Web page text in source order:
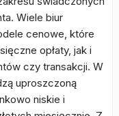
Wiele biur
cenowe, które
opłaty, jak i
czy transakcji. W
uproszczoną
niskie i